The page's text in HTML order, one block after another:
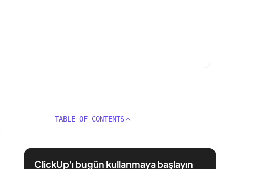
TABLE OF CONTENTS
ClickUp'ı bugün kullanmaya başlayın